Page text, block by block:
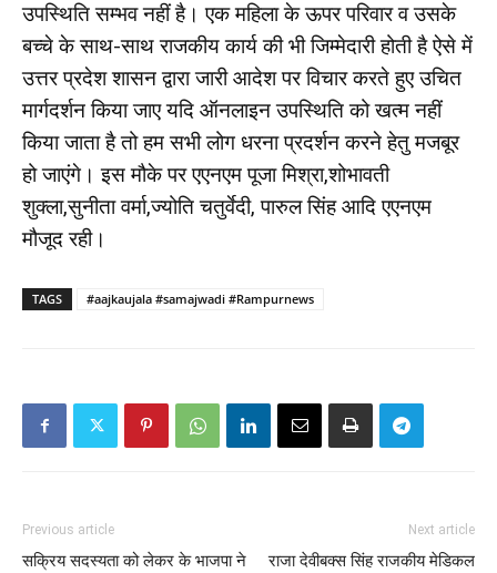
उपस्थिति सम्भव नहीं है। एक महिला के ऊपर परिवार व उसके
बच्चे के साथ-साथ राजकीय कार्य की भी जिम्मेदारी होती है ऐसे में
उत्तर प्रदेश शासन द्वारा जारी आदेश पर विचार करते हुए उचित
मार्गदर्शन किया जाए यदि ऑनलाइन उपस्थिति को खत्म नहीं
किया जाता है तो हम सभी लोग धरना प्रदर्शन करने हेतु मजबूर
हो जाएंगे। इस मौके पर एएनएम पूजा मिश्रा,शोभावती
शुक्ला,सुनीता वर्मा,ज्योति चतुर्वेदी, पारुल सिंह आदि एएनएम
मौजूद रही।
TAGS #aajkaujala #samajwadi #Rampurnews
Previous article
सक्रिय सदस्यता को लेकर के भाजपा ने
Next article
राजा देवीबक्स सिंह राजकीय मेडिकल